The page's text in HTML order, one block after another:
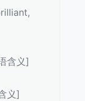
含义]
义]